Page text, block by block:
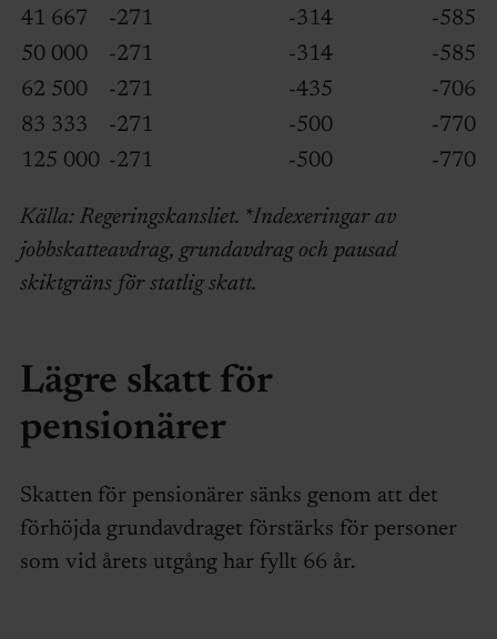
41 667
-271 -314
-585
50 000
-271 -314
-585
62 500
-271 -435
-706
83 333
-271 -500
-770
125 000 -271 -500 -770
Källa: Regeringskansliet. *Indexeringar av
jobbskatteavdrag, grundavdrag och pausad
skiktgräns för statlig skatt.
Lägre skatt för
pensionärer
Skatten för pensionärer sänks genom att det
förhöjda grundavdraget förstärks för personer
som vid årets utgång har fyllt 66 år.